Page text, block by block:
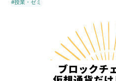
#授業・ゼミ